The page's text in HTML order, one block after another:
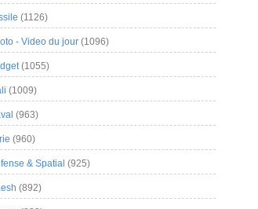
(1126)
- Video du jour (1096)
(1055)
(1009)
(963)
(960)
& Spatial (925)
(892)